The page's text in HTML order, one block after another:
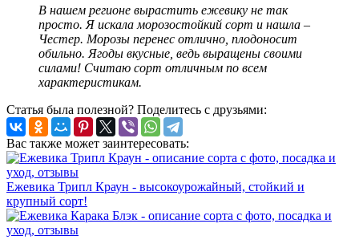
В нашем регионе вырастить ежевику не так
просто. Я искала морозостойкий сорт и нашла –
Честер. Морозы перенес отлично, плодоносит
обильно. Ягоды вкусные, ведь выращены своими
силами! Считаю сорт отличным по всем
характеристикам.
Статья была полезной? Поделитесь с друзьями:
Вас также может заинтересовать:
Ежевика Трипл Краун - высокоурожайный, стойкий и
крупный сорт!